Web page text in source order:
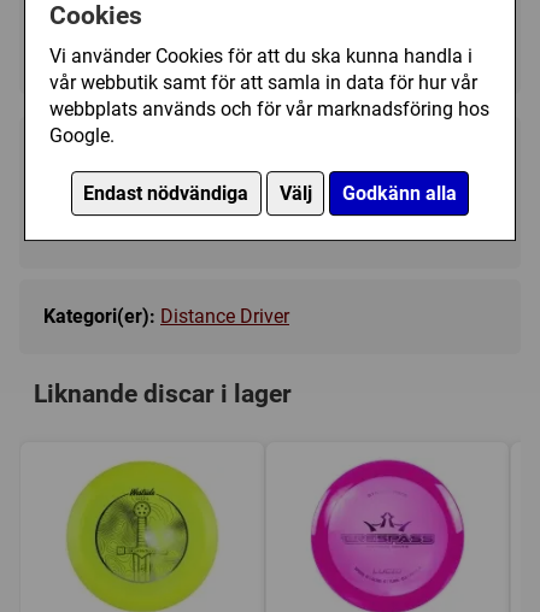
Cookies
Vi använder Cookies för att du ska kunna handla i
vår webbutik samt för att samla in data för hur vår
webbplats används och för vår marknadsföring hos
Google.
Endast nödvändiga Välj Godkänn alla
White - Ej i lager ▼
189 kr Bevaka
Kategori(er): Distance Driver
Liknande discar i lager